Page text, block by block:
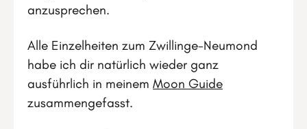
anzusprechen.
Alle Einzelheiten zum Zwillinge-Neumond
habe ich dir natürlich wieder ganz
ausführlich in meinem Moon Guide
zusammengefasst.